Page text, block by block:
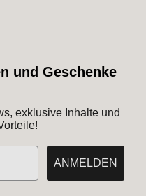
und Geschenke
exklusive Inhalte und
ANMELDEN